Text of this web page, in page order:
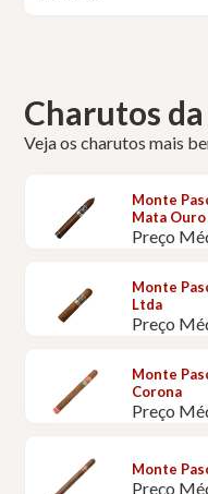
Charutos
Veja os charutos mais
Monte
Mata Ouro
Preço
Monte
Ltda
Preço
Monte
Corona
Preço
Monte
Preço